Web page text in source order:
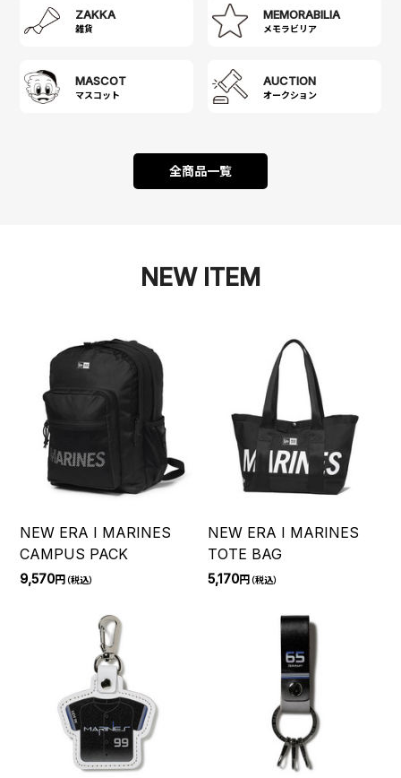
ZAKKA
雑貨
MEMORABILIA
メモラビリア
MASCOT
マスコット
AUCTION
オークション
全商品一覧
NEW ITEM
NEW ERA I MARINES
CAMPUS PACK
9,570円（税込）
NEW ERA I MARINES
TOTE BAG
5,170円（税込）